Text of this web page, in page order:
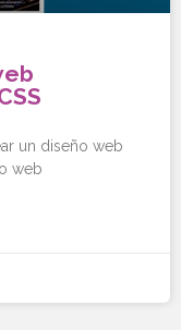
un diseño web
web